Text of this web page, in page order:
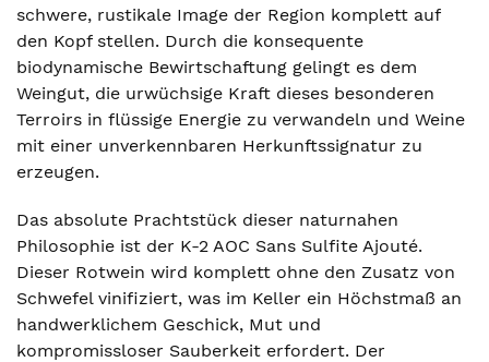
schwere, rustikale Image der Region komplett auf
den Kopf stellen. Durch die konsequente
biodynamische Bewirtschaftung gelingt es dem
Weingut, die urwüchsige Kraft dieses besonderen
Terroirs in flüssige Energie zu verwandeln und Weine
mit einer unverkennbaren Herkunftssignatur zu
erzeugen.
Das absolute Prachtstück dieser naturnahen
Philosophie ist der K-2 AOC Sans Sulfite Ajouté.
Dieser Rotwein wird komplett ohne den Zusatz von
Schwefel vinifiziert, was im Keller ein Höchstmaß an
handwerklichem Geschick, Mut und
kompromissloser Sauberkeit erfordert. Der